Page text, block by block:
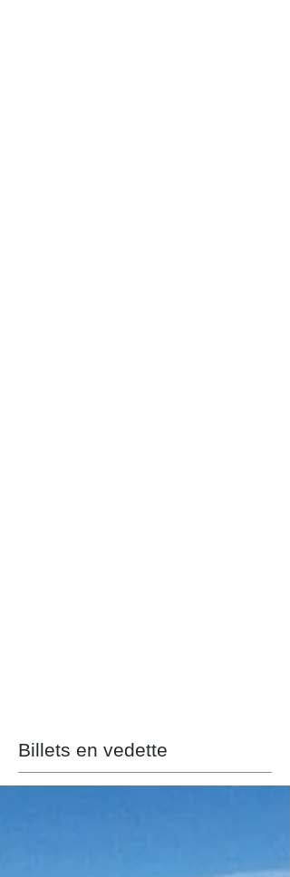
Billets en vedette